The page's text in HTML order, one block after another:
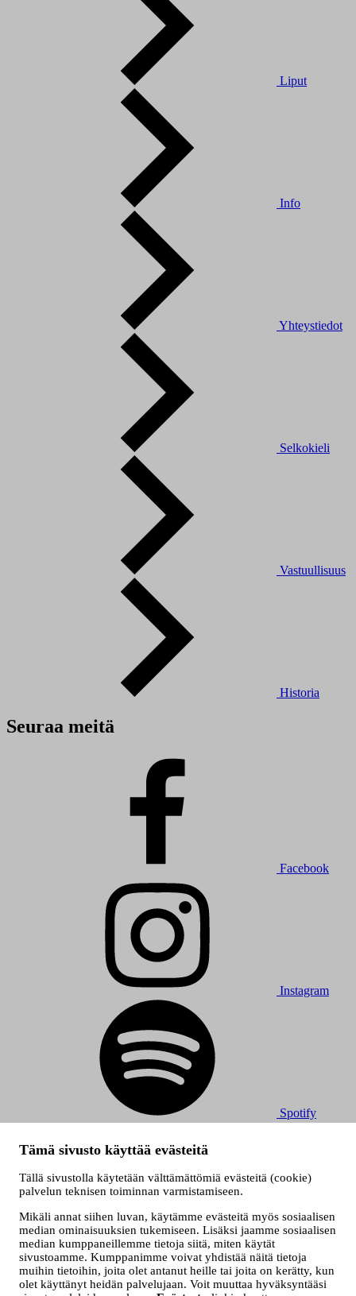
Tämä sivusto käyttää evästeitä
Tällä sivustolla käytetään välttämättömiä evästeitä (cookie)
palvelun teknisen toiminnan varmistamiseen.
Mikäli annat siihen luvan, käytämme evästeitä myös sosiaalisen
median ominaisuuksien tukemiseen. Lisäksi jaamme sosiaalisen
median kumppaneillemme tietoja siitä, miten käytät
sivustoamme. Kumppanimme voivat yhdistää näitä tietoja
muihin tietoihin, joita olet antanut heille tai joita on kerätty, kun
olet käyttänyt heidän palvelujaan. Voit muuttaa hyväksyntääsi
Liput
Info
Yhteystiedot
Selkokieli
Vastuullisuus
Historia
Seuraa meitä
Facebook
Instagram
Spotify
Kaikki oikeudet muutoksiin pidätetään.
Saavutettavuusseloste
Tietosuojaselosteet